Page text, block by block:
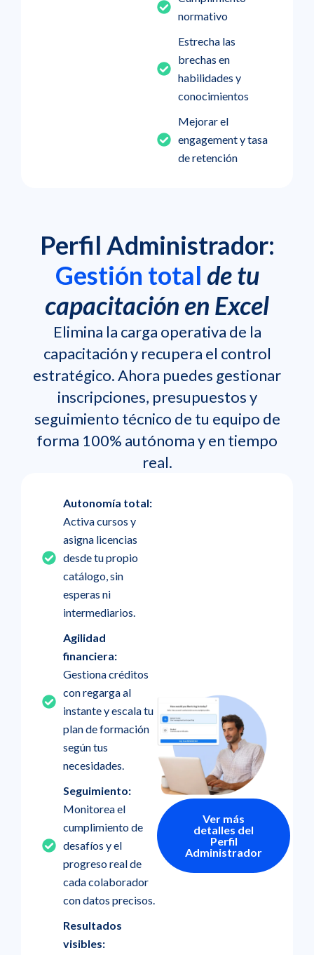
normativo
Estrecha las
brechas en
habilidades y
conocimientos
Mejorar el
engagement y tasa
de retención
Perfil Administrador:
Gestión total de tu
capacitación en Excel
Elimina la carga operativa de la
capacitación y recupera el control
estratégico. Ahora puedes gestionar
inscripciones, presupuestos y
seguimiento técnico de tu equipo de
forma 100% autónoma y en tiempo
real.
Autonomía total:
Activa cursos y
asigna licencias
desde tu propio
catálogo, sin
esperas ni
intermediarios.
Agilidad
financiera:
Gestiona créditos
con regarga al
instante y escala tu
plan de formación
según tus
necesidades.
Seguimiento:
Monitorea el
cumplimiento de
desafíos y el
progreso real de
cada colaborador
con datos precisos.
Resultados
visibles:
Ver más
detalles del
Perfil
Administrador